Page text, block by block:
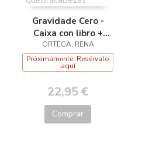
Gravidade Cero -
Caixa con libro +
quebracabezas
ORTEGA, RENA
Próximamente. Resérvalo
aquí
22,95 €
Comprar